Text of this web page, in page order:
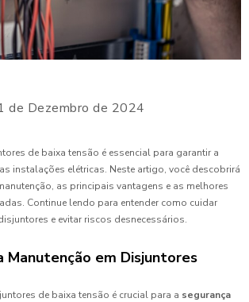
de Dezembro de 2024
de baixa tensão é essencial para garantir a
instalações elétricas. Neste artigo, você descobrirá
as principais vantagens e as melhores
Continue lendo para entender como cuidar
e evitar riscos desnecessários.
Manutenção em Disjuntores
de baixa tensão é crucial para a segurança